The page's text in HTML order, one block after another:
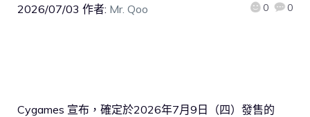
2026/07/03 作者: Mr. Qoo 0 0
Cygames 宣布，確定於2026年7月9日（四）發售的